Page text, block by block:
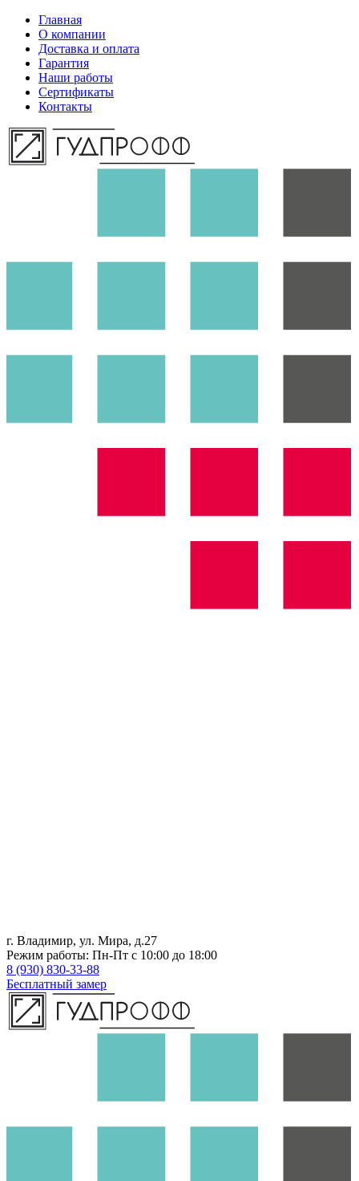
Главная
О компании
Доставка и оплата
Гарантия
Наши работы
Сертификаты
Контакты
г. Владимир, ул. Мира, д.27
Режим работы: Пн-Пт с 10:00 до 18:00
8 (930) 830-33-88
Бесплатный замер